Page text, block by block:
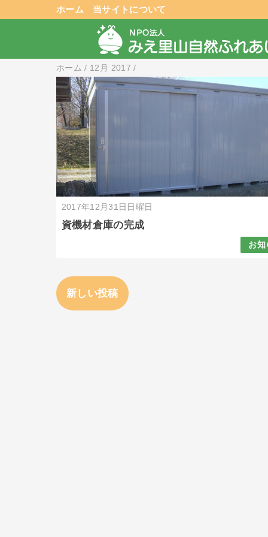
ホーム 当サイトについて
ホーム / 12月 2017 /
2017年12月31日日曜日
資機材倉庫の完成
お知
新しい投稿